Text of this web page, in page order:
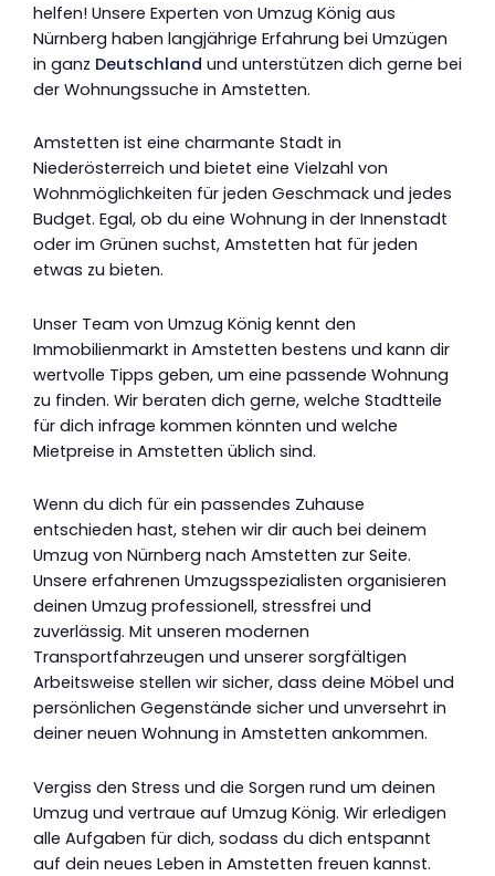
helfen! Unsere Experten von Umzug König aus
Nürnberg haben langjährige Erfahrung bei Umzügen
in ganz Deutschland und unterstützen dich gerne bei
der Wohnungssuche in Amstetten.
Amstetten ist eine charmante Stadt in
Niederösterreich und bietet eine Vielzahl von
Wohnmöglichkeiten für jeden Geschmack und jedes
Budget. Egal, ob du eine Wohnung in der Innenstadt
oder im Grünen suchst, Amstetten hat für jeden
etwas zu bieten.
Unser Team von Umzug König kennt den
Immobilienmarkt in Amstetten bestens und kann dir
wertvolle Tipps geben, um eine passende Wohnung
zu finden. Wir beraten dich gerne, welche Stadtteile
für dich infrage kommen könnten und welche
Mietpreise in Amstetten üblich sind.
Wenn du dich für ein passendes Zuhause
entschieden hast, stehen wir dir auch bei deinem
Umzug von Nürnberg nach Amstetten zur Seite.
Unsere erfahrenen Umzugsspezialisten organisieren
deinen Umzug professionell, stressfrei und
zuverlässig. Mit unseren modernen
Transportfahrzeugen und unserer sorgfältigen
Arbeitsweise stellen wir sicher, dass deine Möbel und
persönlichen Gegenstände sicher und unversehrt in
deiner neuen Wohnung in Amstetten ankommen.
Vergiss den Stress und die Sorgen rund um deinen
Umzug und vertraue auf Umzug König. Wir erledigen
alle Aufgaben für dich, sodass du dich entspannt
auf dein neues Leben in Amstetten freuen kannst.